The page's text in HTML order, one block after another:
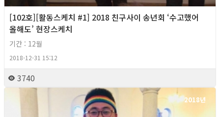
[102호][활동스케치 #1] 2018 친구사이 송년회 ‘수고했어
올해도’ 현장스케치
기간 : 12월
2018-12-31 15:12
3740
2018년